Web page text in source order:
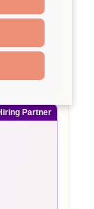
Partner